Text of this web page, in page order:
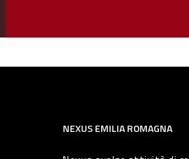
NEXUS EMILIA ROMAGNA